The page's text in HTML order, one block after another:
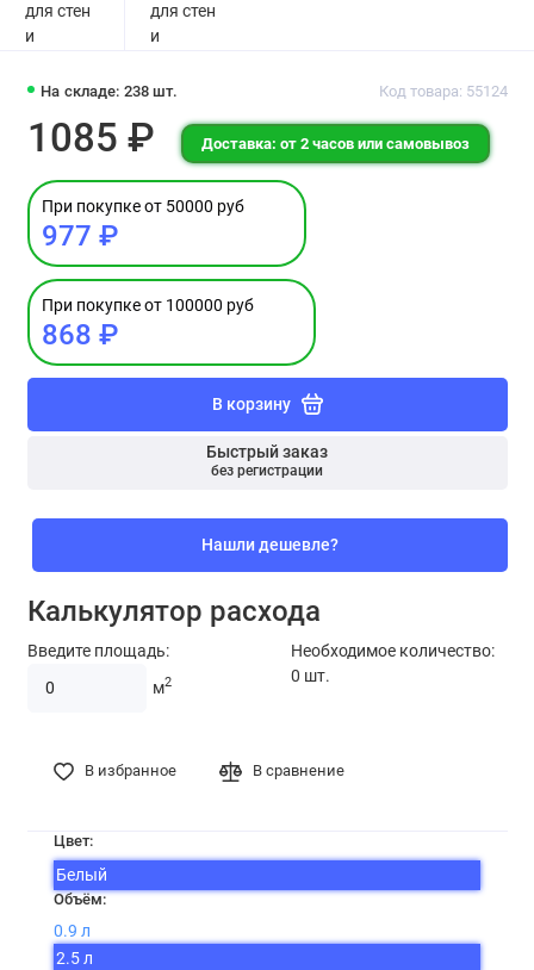
На складе: 238 шт. Код товара: 55124
1085 ₽ Доставка: от 2 часов или самовывоз
При покупке от 50000 руб
977 ₽
При покупке от 100000 руб
868 ₽
В корзину
Быстрый заказ
без регистрации
Нашли дешевле?
Калькулятор расхода
Введите площадь:
м2
Необходимое количество:
0 шт.
В избранное В сравнение
Цвет:
Белый
Объём:
0.9 л
2.5 л